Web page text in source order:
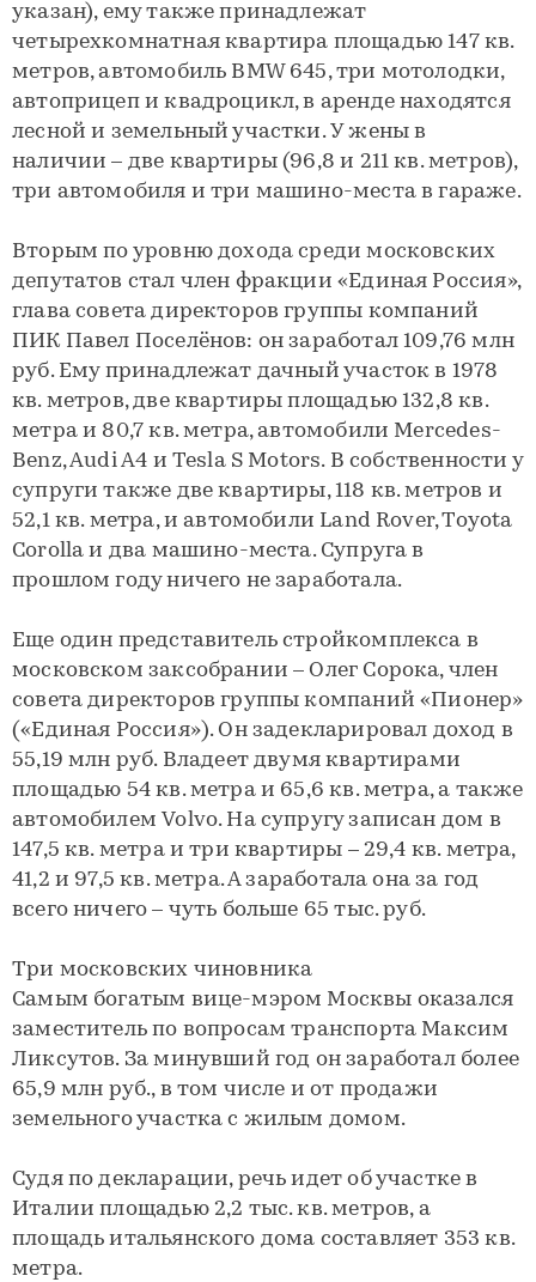
указан), ему также принадлежат
четырехкомнатная квартира площадью 147 кв.
метров, автомобиль BMW 645, три мотолодки,
автоприцеп и квадроцикл, в аренде находятся
лесной и земельный участки. У жены в
наличии – две квартиры (96,8 и 211 кв. метров),
три автомобиля и три машино-места в гараже.
Вторым по уровню дохода среди московских
депутатов стал член фракции «Единая Россия»,
глава совета директоров группы компаний
ПИК Павел Поселёнов: он заработал 109,76 млн
руб. Ему принадлежат дачный участок в 1978
кв. метров, две квартиры площадью 132,8 кв.
метра и 80,7 кв. метра, автомобили Mercedes-
Benz, Audi A4 и Tesla S Motors. В собственности у
супруги также две квартиры, 118 кв. метров и
52,1 кв. метра, и автомобили Land Rover, Toyota
Corolla и два машино-места. Супруга в
прошлом году ничего не заработала.
Еще один представитель стройкомплекса в
московском заксобрании – Олег Сорока, член
совета директоров группы компаний «Пионер»
(«Единая Россия»). Он задекларировал доход в
55,19 млн руб. Владеет двумя квартирами
площадью 54 кв. метра и 65,6 кв. метра, а также
автомобилем Volvo. На супругу записан дом в
147,5 кв. метра и три квартиры – 29,4 кв. метра,
41,2 и 97,5 кв. метра. А заработала она за год
всего ничего – чуть больше 65 тыс. руб.
Три московских чиновника
Самым богатым вице-мэром Москвы оказался
заместитель по вопросам транспорта Максим
Ликсутов. За минувший год он заработал более
65,9 млн руб., в том числе и от продажи
земельного участка с жилым домом.
Судя по декларации, речь идет об участке в
Италии площадью 2,2 тыс. кв. метров, а
площадь итальянского дома составляет 353 кв.
метра.